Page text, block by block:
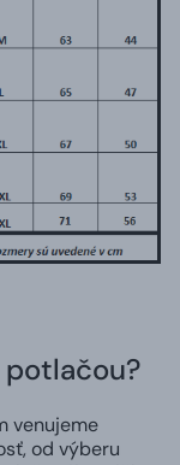
potlačou?
venujeme
od výberu